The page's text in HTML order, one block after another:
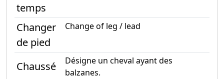
temps
Changer
de pied
Change of leg / lead
Chaussé
Désigne un cheval ayant des
balzanes.